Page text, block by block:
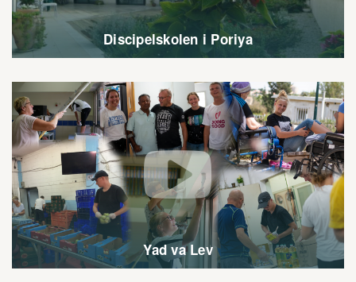
Discipelskolen i Poriya

Yad va Lev